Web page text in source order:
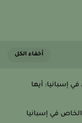
أيها
في إسبانيا